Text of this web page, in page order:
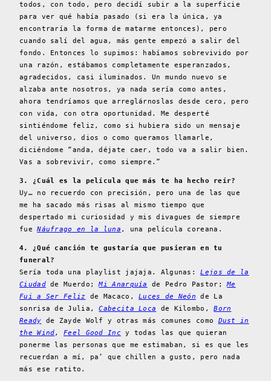
todos, con todo, pero decidí subir a la superficie
para ver qué había pasado (si era la única, ya
encontraría la forma de matarme entonces), pero
cuando salí del agua, más gente empezó a salir del
fondo. Entonces lo supimos: habíamos sobrevivido por
una razón, estábamos completamente esperanzados,
agradecidos, casi iluminados. Un mundo nuevo se
alzaba ante nosotros, ya nada sería como antes,
ahora tendríamos que arreglárnoslas desde cero, pero
con vida, con otra oportunidad. Me desperté
sintiéndome feliz, como si hubiera sido un mensaje
del universo, dios o como queramos llamarle,
diciéndome “anda, déjate caer, todo va a salir bien.
Vas a sobrevivir, como siempre.”
3. ¿Cuál es la película que más te ha hecho reír?
Uy… no recuerdo con precisión, pero una de las que
me ha sacado más risas al mismo tiempo que
despertado mi curiosidad y mis divagues de siempre
fueNáufrago en la luna , una película coreana.
4. ¿Qué canción te gustaría que pusieran en tu
funeral?
Sería toda una playlist jajaja. Algunas:Lejos de la
Ciudadde Muerdo;Mi Anarquía de Pedro Pastor;Me
Fui a Ser Feliz
de Macaco,Luces de Neón de La
sonrisa de Julia,Cabecita Loca de Kilombo,Born
Ready de Zayde Wolf y otras más comunes como Dust in
the Wind,Feel Good Inc y todas las que quieran
ponerme las personas que me estimaban, si es que les
recuerdan a mí, pa’ que chillen a gusto, pero nada
más ese ratito.